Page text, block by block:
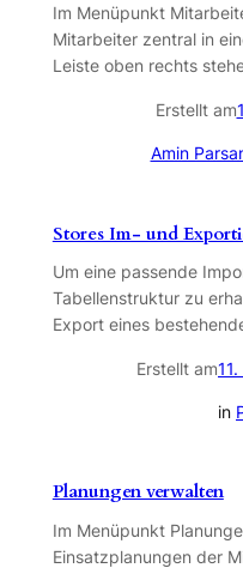
Im Menüpunkt
Mitarbeiter zentral in
Leiste oben rechts
Erstellt am
Amin
Stores Im- und
Um eine passende
Tabellenstruktur zu
Export eines
Erstellt am
in
Planungen verwalten
Im Menüpunkt
Einsatzplanungen der